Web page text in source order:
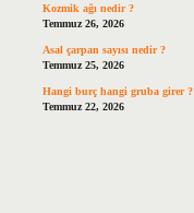
Kozmik ağı nedir ?
Temmuz 26, 2026
Asal çarpan sayısı nedir ?
Temmuz 25, 2026
Hangi burç hangi gruba girer ?
Temmuz 22, 2026